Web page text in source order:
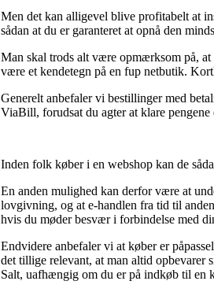
Men det kan alligevel blive profitabelt at
sådan at du er garanteret at opnå den
Man skal trods alt være opmærksom på,
være et kendetegn på en fup netbutik.
Generelt anbefaler vi bestillinger med
ViaBill, forudsat du agter at klare
Inden folk køber i en webshop kan de
En anden mulighed kan derfor være at
lovgivning, og at e-handlen fra tid til
hvis du møder besvær i forbindelse med
Endvidere anbefaler vi at køber er
det tillige relevant, at man altid
Salt, uafhængig om du er på indkøb til en